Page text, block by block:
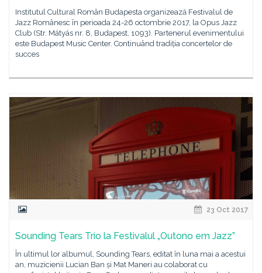
Institutul Cultural Român Budapesta organizează Festivalul de
Jazz Românesc în perioada 24-26 octombrie 2017, la Opus Jazz
Club (Str. Mátyás nr. 8, Budapest, 1093). Partenerul evenimentului
este Budapest Music Center. Continuând tradiția concertelor de
succes
23 Oct 2017
Sounding Tears Trio la Festivalul „Outono em Jazz”
În ultimul lor albumul, Sounding Tears, editat în luna mai a acestui
an, muzicienii Lucian Ban și Mat Maneri au colaborat cu